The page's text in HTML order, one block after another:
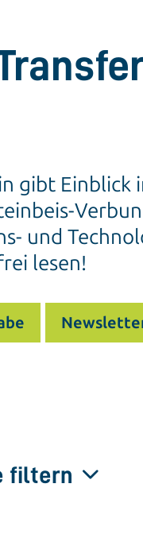
gibt
und
lesen!
filtern